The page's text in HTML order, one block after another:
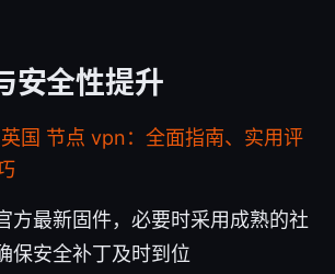
安全性提升
英国 节点 vpn：全面指南、实用评
方最新固件，必要时采用成熟的社
保安全补丁及时到位